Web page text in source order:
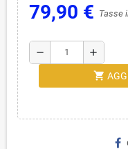
79,90 € Tasse
remove add
shopping_cart